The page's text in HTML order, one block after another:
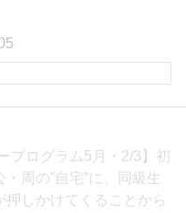
プログラム5月・2/3】初
周の”自宅”に、同級生
しかけてくることから